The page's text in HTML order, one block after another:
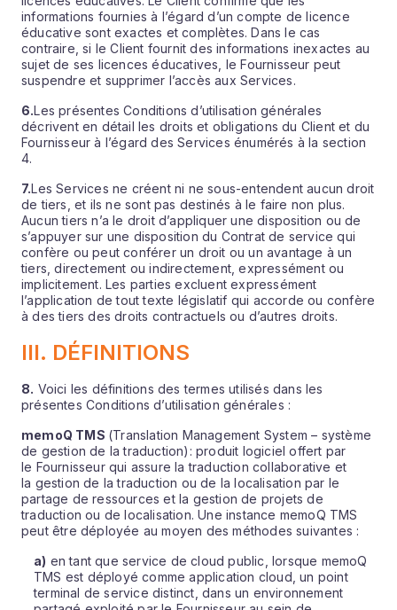
informations fournies à l’égard d’un compte de licence
éducative sont exactes et complètes. Dans le cas
contraire, si le Client fournit des informations inexactes au
sujet de ses licences éducatives, le Fournisseur peut
suspendre et supprimer l’accès aux Services.
6.Les présentes Conditions d’utilisation générales
décrivent en détail les droits et obligations du Client et du
Fournisseur à l’égard des Services énumérés à la section
4.
7.Les Services ne créent ni ne sous-entendent aucun droit
de tiers, et ils ne sont pas destinés à le faire non plus.
Aucun tiers n’a le droit d’appliquer une disposition ou de
s’appuyer sur une disposition du Contrat de service qui
confère ou peut conférer un droit ou un avantage à un
tiers, directement ou indirectement, expressément ou
implicitement. Les parties excluent expressément
l’application de tout texte législatif qui accorde ou confère
à des tiers des droits contractuels ou d’autres droits.
III. DÉFINITIONS
8. Voici les définitions des termes utilisés dans les
présentes Conditions d’utilisation générales :
memoQ TMS (Translation Management System – système
de gestion de la traduction): produit logiciel offert par
le Fournisseur qui assure la traduction collaborative et
la gestion de la traduction ou de la localisation par le
partage de ressources et la gestion de projets de
traduction ou de localisation. Une instance memoQ TMS
peut être déployée au moyen des méthodes suivantes :
a) en tant que service de cloud public, lorsque memoQ
TMS est déployé comme application cloud, un point
terminal de service distinct, dans un environnement